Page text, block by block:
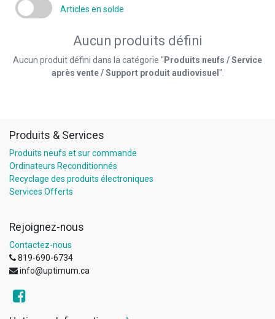
Articles en solde
Aucun produits défini
Aucun produit défini dans la catégorie " Produits neufs / Service
après vente / Support produit audiovisuel ".
Produits & Services
Produits neufs et sur commande
Ordinateurs Reconditionnés
Recyclage des produits électroniques
Services Offerts
Rejoignez-nous
Contactez-nous
819-690-6734
info@uptimum.ca